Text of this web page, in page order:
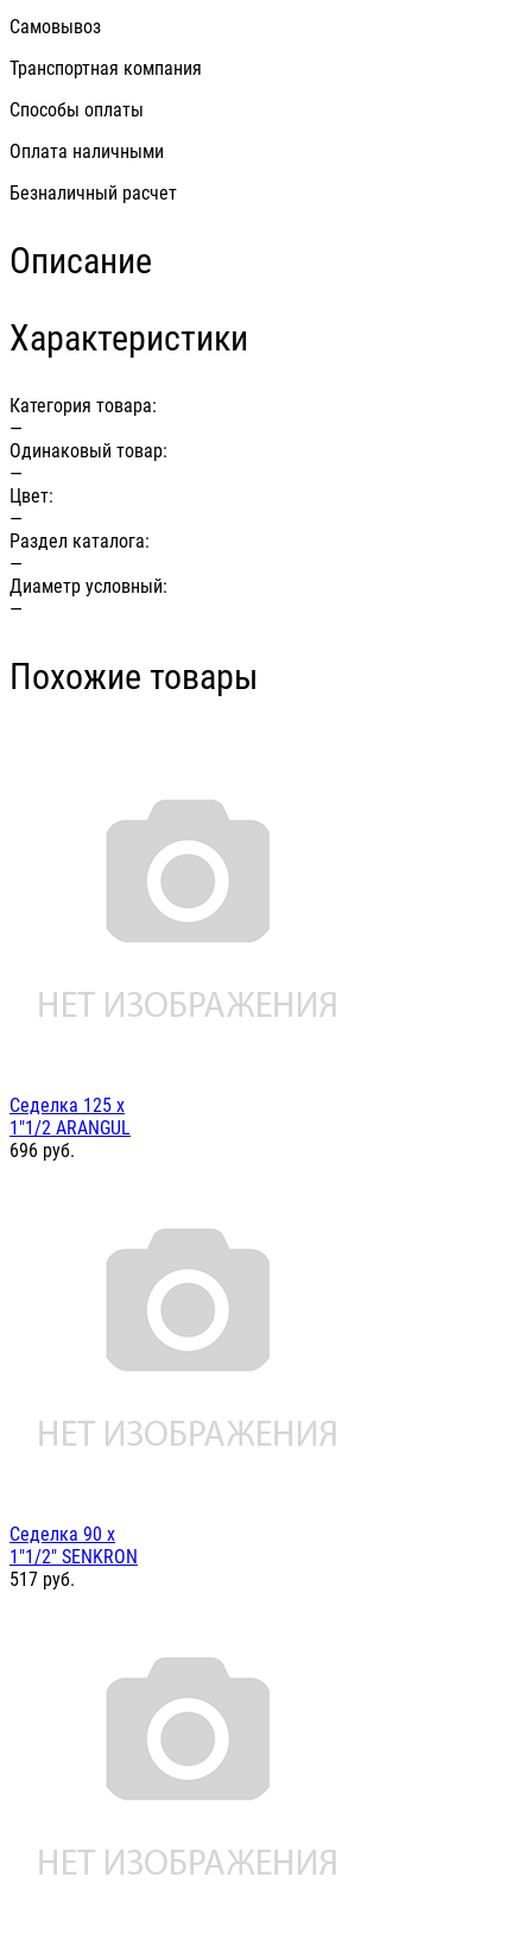
Самовывоз
Транспортная компания
Способы оплаты
Оплата наличными
Безналичный расчет
Описание
Характеристики
Категория товара:
—
Одинаковый товар:
—
Цвет:
—
Раздел каталога:
—
Диаметр условный:
—
Похожие товары
Седелка 125 х
1"1/2 ARANGUL
696 руб.
Седелка 90 х
1"1/2" SENKRON
517 руб.